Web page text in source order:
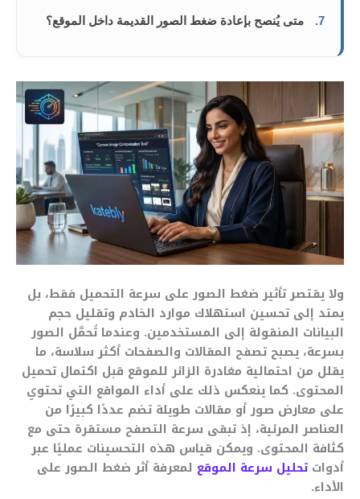
7. متى يُنصح بإعادة ضغط الصور القديمة داخل الموقع؟
ولا يقتصر تأثير ضغط الصور على سرعة التحميل فقط، بل
يمتد إلى تحسين استهلاك موارد الخادم وتقليل حجم
البيانات المنقولة إلى المستخدمين. وعندما تُحمَّل الصور
بسرعة، يصبح تصفح المقالات والصفحات أكثر سلاسة، ما
يقلل من احتمالية مغادرة الزائر للموقع قبل اكتمال تحميل
المحتوى. كما ينعكس ذلك على أداء المواقع التي تحتوي
على معارض صور أو مقالات طويلة تضم عددًا كبيرًا من
العناصر المرئية، إذ تبقى سرعة التصفح مستقرة حتى مع
كثافة المحتوى. ويمكن قياس هذه التحسينات عمليًا عبر
أدوات تحليل سرعة الموقع لمعرفة أثر ضغط الصور على
الأداء.